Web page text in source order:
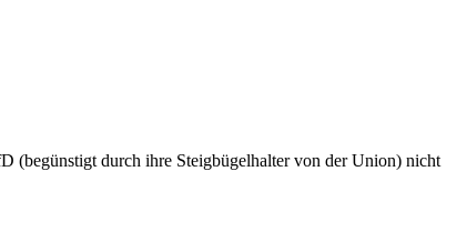
(begünstigt durch ihre Steigbügelhalter von der Union) nicht